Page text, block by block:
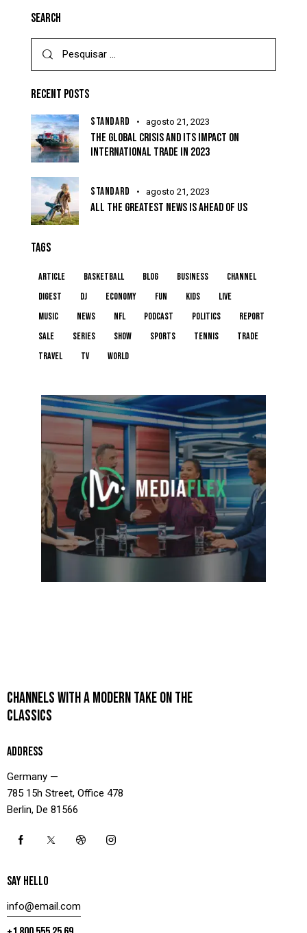
SEARCH
RECENT POSTS
STANDARD agosto 21, 2023
THE GLOBAL CRISIS AND ITS IMPACT ON
INTERNATIONAL TRADE IN 2023
STANDARD agosto 21, 2023
ALL THE GREATEST NEWS IS AHEAD OF US
TAGS
article basketball blog business
channel
digest
dj economy fun kids
live
music
news NFL podcast politics
report
sale
series show sports tennis
trade
travel
tv world
CHANNELS WITH A MODERN TAKE ON THE
CLASSICS
ADDRESS
Germany —
785 15h Street, Office 478
Berlin, De 81566
SAY HELLO
info@email.com